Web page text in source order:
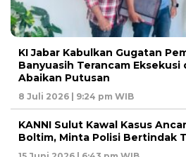
KI Jabar Kabulkan Gugatan
Banyuasih Terancam Eksekusi
Abaikan Putusan
8 Juli 2026 | 9:24 pm WIB
KANNI Sulut Kawal Kasus
Boltim, Minta Polisi Bertindak